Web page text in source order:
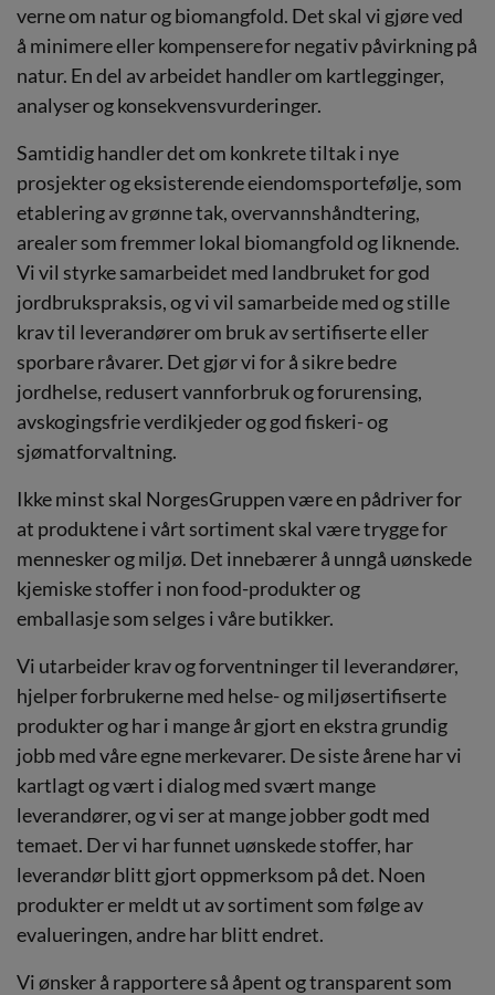
verne om natur og biomangfold. Det skal vi gjøre ved
å minimere eller kompensere for negativ påvirkning på
natur. En del av arbeidet handler om kartlegginger,
analyser og konsekvensvurderinger.
Samtidig handler det om konkrete tiltaki nye
prosjekter og eksisterende eiendomsportefølje, som
etablering av grønne tak, overvannshåndtering,
arealer som fremmer lokal biomangfold og liknende.
Vi vil styrke samarbeidet med landbruket for god
jordbrukspraksis, og vi vil samarbeide med og stille
krav til leverandører om bruk av sertifiserte eller
sporbare råvarer. Det gjør vi for å sikre bedre
jordhelse, redusert vannforbruk og forurensing,
avskogingsfrie verdikjeder og god fiskeri- og
sjømatforvaltning.
Ikke minst skal NorgesGruppen være en pådriver for
at produktene i vårt sortiment skal være trygge for
mennesker og miljø.​ Det innebærer å unngå uønskede
kjemiske stoffer i non food-produkter og
emballasje som selges i våre butikker.
Vi utarbeider krav og forventninger til leverandører,
hjelper forbrukerne med helse- og miljøsertifiserte
produkter og har i mange år gjort en ekstra grundig
jobb med våre egne merkevarer. De siste årene har vi
kartlagt og vært i dialog med svært mange
leverandører, og vi ser at mange jobber godt med
temaet. Der vi har funnet uønskede stoffer, har
leverandør blitt gjort oppmerksom på det. Noen
produkter er meldt ut av sortiment som følge av
evalueringen, andre har blitt endret.
Vi ønsker å rapportere så åpent og transparent som